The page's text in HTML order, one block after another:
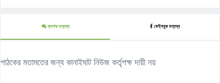
ব্লগার মন্তব্য ফেইসবুক মন্তব্য
পাঠকের মতামতের জন্য কানাইঘাট নিউজ কর্তৃপক্ষ দায়ী নয়